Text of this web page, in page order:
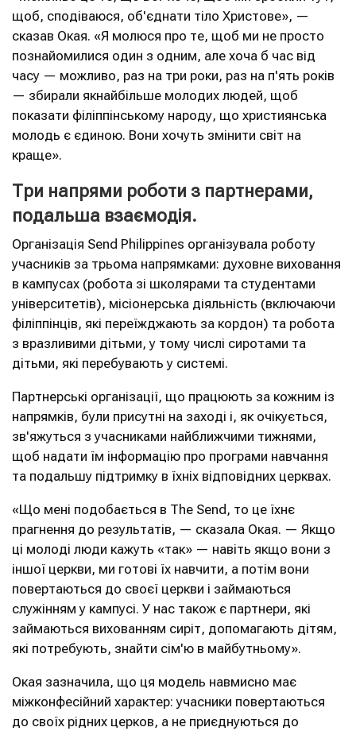
щоб, сподіваюся, об'єднати тіло Христове», —
сказав Окая. «Я молюся про те, щоб ми не просто
познайомилися один з одним, але хоча б час від
часу — можливо, раз на три роки, раз на п'ять років
— збирали якнайбільше молодих людей, щоб
показати філіппінському народу, що християнська
молодь є єдиною. Вони хочуть змінити світ на
краще».
Три напрями роботи з партнерами,
подальша взаємодія.
Організація Send Philippines організувала роботу
учасників за трьома напрямками: духовне виховання
в кампусах (робота зі школярами та студентами
університетів), місіонерська діяльність (включаючи
філіппінців, які переїжджають за кордон) та робота
з вразливими дітьми, у тому числі сиротами та
дітьми, які перебувають у системі.
Партнерські організації, що працюють за кожним із
напрямків, були присутні на заході і, як очікується,
зв'яжуться з учасниками найближчими тижнями,
щоб надати їм інформацію про програми навчання
та подальшу підтримку в їхніх відповідних церквах.
«Що мені подобається в The Send, то це їхнє
прагнення до результатів, — сказала Окая. — Якщо
ці молоді люди кажуть «так» — навіть якщо вони з
іншої церкви, ми готові їх навчити, а потім вони
повертаються до своєї церкви і займаються
служінням у кампусі. У нас також є партнери, які
займаються вихованням сиріт, допомагають дітям,
які потребують, знайти сім'ю в майбутньому».
Окая зазначила, що ця модель навмисно має
міжконфесійний характер: учасники повертаються
до своїх рідних церков, а не приєднуються до